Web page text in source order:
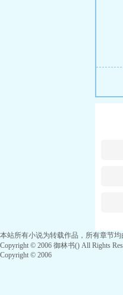
本站所有小说为转载作品，所有章节
Copyright © 2006 御林书() All Rights
Copyright © 2006